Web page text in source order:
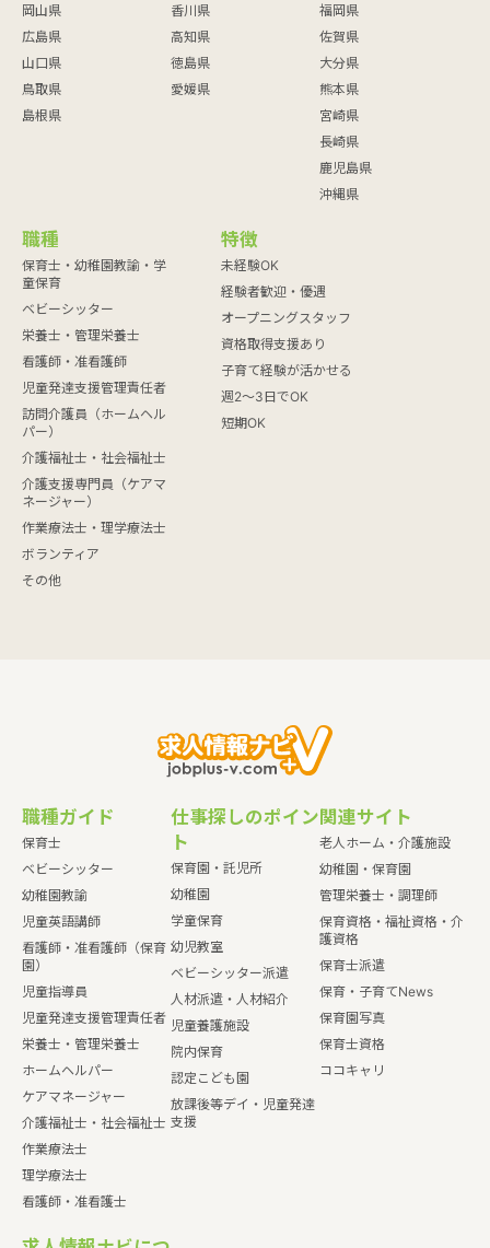
岡山県
広島県
山口県
鳥取県
島根県
香川県
高知県
徳島県
愛媛県
福岡県
佐賀県
大分県
熊本県
宮崎県
長崎県
鹿児島県
沖縄県
職種
保育士・幼稚園教諭・学
童保育
ベビーシッター
栄養士・管理栄養士
看護師・准看護師
児童発達支援管理責任者
訪問介護員（ホームヘル
パー）
介護福祉士・社会福祉士
介護支援専門員（ケアマ
ネージャー）
作業療法士・理学療法士
ボランティア
その他
特徴
未経験OK
経験者歓迎・優遇
オープニングスタッフ
資格取得支援あり
子育て経験が活かせる
週2～3日でOK
短期OK
職種ガイド
保育士
ベビーシッター
幼稚園教諭
児童英語講師
看護師・准看護師（保育
園）
児童指導員
児童発達支援管理責任者
栄養士・管理栄養士
ホームヘルパー
ケアマネージャー
介護福祉士・社会福祉士
作業療法士
理学療法士
看護師・准看護士
仕事探しのポイン
ト
保育園・託児所
幼稚園
学童保育
幼児教室
ベビーシッター派遣
人材派遣・人材紹介
児童養護施設
院内保育
認定こども園
放課後等デイ・児童発達
支援
関連サイト
老人ホーム・介護施設
幼稚園・保育園
管理栄養士・調理師
保育資格・福祉資格・介
護資格
保育士派遣
保育・子育てNews
保育園写真
保育士資格
ココキャリ